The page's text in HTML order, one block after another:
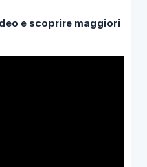
e scoprire maggiori